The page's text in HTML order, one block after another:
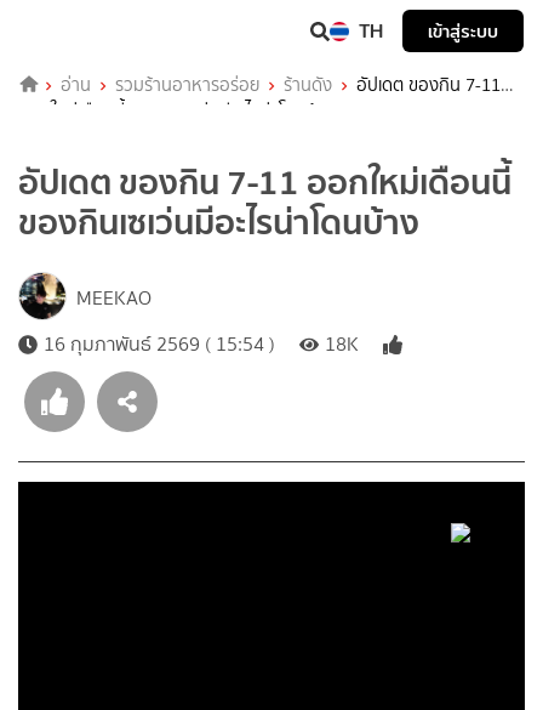
TH เข้าสู่ระบบ
อ่าน รวมร้านอาหารอร่อย ร้านดัง
อัปเดต ของกิน 7-11
ออกใหม่เดือนนี้ ของกินเซเว่นมีอะไรน่าโดนบ้าง
อัปเดต ของกิน 7-11 ออกใหม่เดือนนี้
ของกินเซเว่นมีอะไรน่าโดนบ้าง
MEEKAO
16 กุมภาพันธ์ 2569 ( 15:54 )
18K